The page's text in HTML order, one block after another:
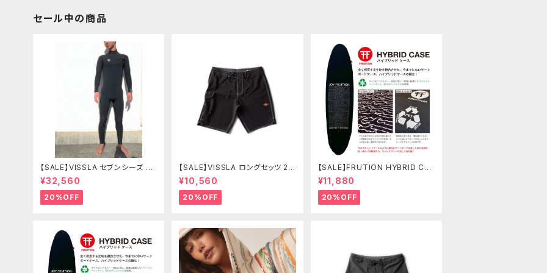
セール中の商品
【SALE】VISSLA セブンシーズ コ
ンプ 3-2mm フルチェストジッ
プ SIZE L カラーBL2
¥32,560
20%OFF
【SALE】VISSLA ロングセッツ 21
サーフパンツ 水着 ヴィスラ ボー
ドショーツ
¥10,560
20%OFF
【SALE】FRUTION HYBRID CA
¥11,880
20%OFF